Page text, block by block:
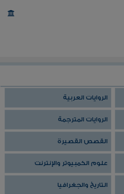
الروايات العربية
الروايات المترجمة
القصص القصيرة
علوم الكمبيوتر والإنترنت
التاريخ والجغرافيا